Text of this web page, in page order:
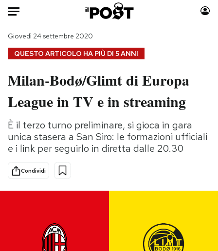
HOME
Italia
Politica
Tecnologia
Internet
Scienza
Cultura
Economia
Moda
Consumismi
Storie/Idee
Ok Boomer!
Media
PODCAST
QUESTO ARTICOLO HA PIÙ DI 5 ANNI
Giovedì 24 settembre 2020
Milan-Bodø/Glimt di Europa
League in TV e in streaming
È il terzo turno preliminare, si gioca in gara
unica stasera a San Siro: le formazioni ufficiali
e i link per seguirlo in diretta dalle 20.30
Condividi